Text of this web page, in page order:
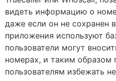
видеть информацию о
даже если он не сохранен
приложения используют
пользователи могут
номерах, и таким образом
пользователям избежать